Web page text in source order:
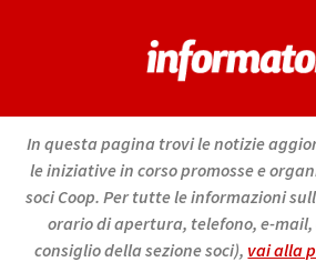
In questa pagina trovi le notizie
le iniziative in corso promosse e
soci Coop. Per tutte le informazioni
orario di apertura, telefono, e-mail,
consiglio della sezione soci), vai alla